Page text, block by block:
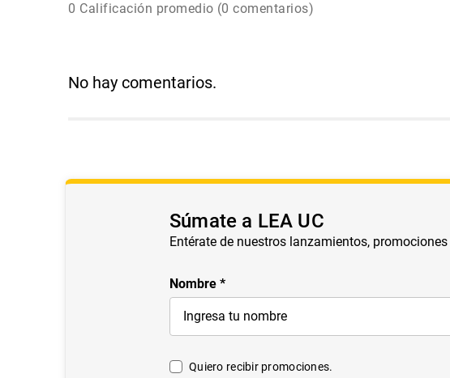
0 Calificación promedio (0 comentarios)
No hay comentarios.
Súmate a LEA UC
Entérate de nuestros lanzamientos,
Nombre
Quiero recibir promociones.